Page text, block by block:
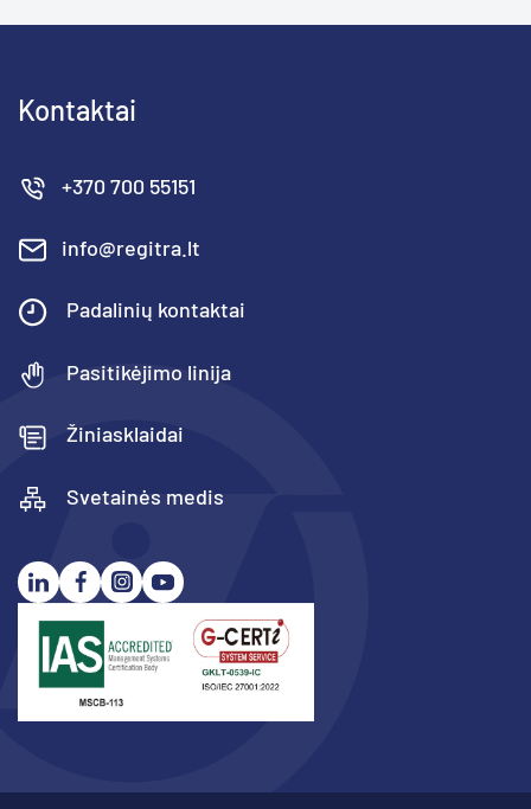
Kontaktai
+370 700 55151
info@regitra.lt
Padalinių kontaktai
Pasitikėjimo linija
Žiniasklaidai
Svetainės medis